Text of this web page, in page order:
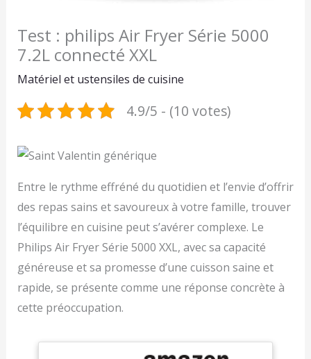
Test : philips Air Fryer Série 5000
7.2L connecté XXL
Matériel et ustensiles de cuisine
4.9/5 - (10 votes)
Entre le rythme effréné du quotidien et l’envie d’offrir
des repas sains et savoureux à votre famille, trouver
l’équilibre en cuisine peut s’avérer complexe. Le
Philips Air Fryer Série 5000 XXL, avec sa capacité
généreuse et sa promesse d’une cuisson saine et
rapide, se présente comme une réponse concrète à
cette préoccupation.